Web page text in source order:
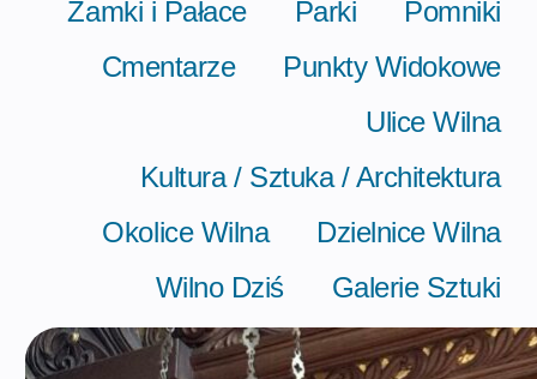
Zamki i Pałace
Parki
Pomniki
Cmentarze
Punkty Widokowe
Ulice Wilna
Kultura / Sztuka / Architektura
Okolice Wilna
Dzielnice Wilna
Wilno Dziś
Galerie Sztuki